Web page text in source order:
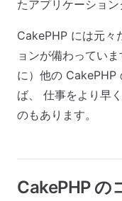
たアプリケーション
CakePHP には元々
ョンが備わってい
に）他の CakePHP
ば、 仕事をより早
のもあります。
CakePHP の